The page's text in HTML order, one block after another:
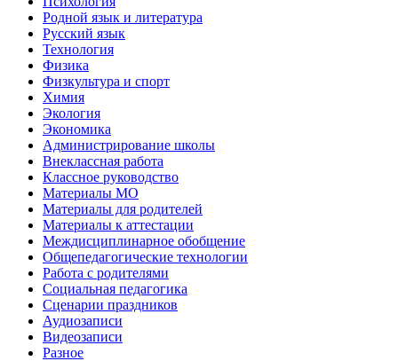
Родной язык и литература
Русский язык
Технология
Физика
Физкультура и спорт
Химия
Экология
Экономика
Администрирование школы
Внеклассная работа
Классное руководство
Материалы МО
Материалы для родителей
Материалы к аттестации
Междисциплинарное обобщение
Общепедагогические технологии
Работа с родителями
Социальная педагогика
Сценарии праздников
Аудиозаписи
Видеозаписи
Разное